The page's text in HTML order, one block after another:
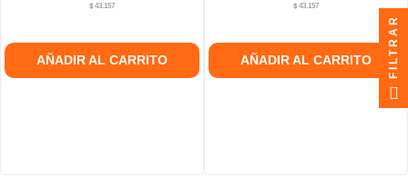
$ 43.157
AÑADIR AL CARRITO
$ 43.157
AÑADIR AL CARRITO FILTRAR